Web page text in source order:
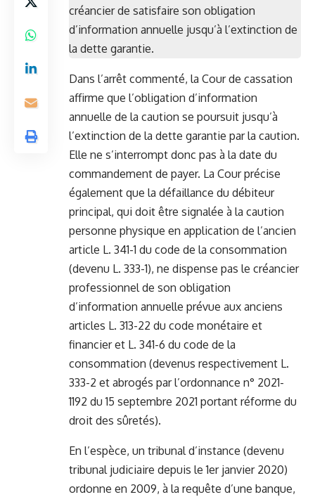
créancier de satisfaire son obligation
d’information annuelle jusqu’à l’extinction de
la dette garantie.
Dans l’arrêt commenté, la Cour de cassation
affirme que l’obligation d’information
annuelle de la caution se poursuit jusqu’à
l’extinction de la dette garantie par la caution.
Elle ne s’interrompt donc pas à la date du
commandement de payer. La Cour précise
également que la défaillance du débiteur
principal, qui doit être signalée à la caution
personne physique en application de l’ancien
article L. 341-1 du code de la consommation
(devenu L. 333-1), ne dispense pas le créancier
professionnel de son obligation
d’information annuelle prévue aux anciens
articles L. 313-22 du code monétaire et
financier et L. 341-6 du code de la
consommation (devenus respectivement L.
333-2 et abrogés par l’ordonnance n° 2021-
1192 du 15 septembre 2021 portant réforme du
droit des sûretés).
En l’espèce, un tribunal d’instance (devenu
tribunal judiciaire depuis le 1er janvier 2020)
ordonne en 2009, à la requête d’une banque,